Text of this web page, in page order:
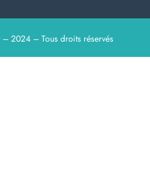
2024 – Tous droits réservés